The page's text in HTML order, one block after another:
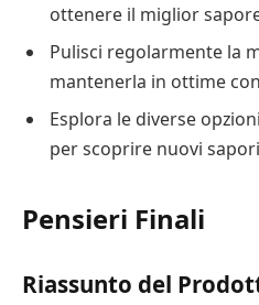
ottenere il miglior
Pulisci regolarmente la
mantenerla in ottime
Esplora le diverse
per scoprire nuovi
Pensieri Finali
Riassunto del